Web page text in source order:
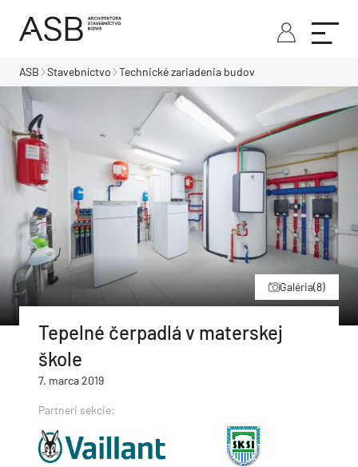
ASB Stavebníctvo Technické zariadenia budov
Galéria(8)
Tepelné čerpadlá v materskej
škole
7. marca 2019
Partneri sekcie: